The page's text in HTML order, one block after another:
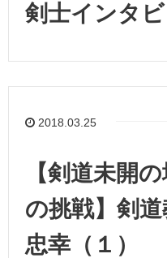
剣士インタ
2018.03.25
【剣道未開
の挑戦】剣
忠幸（１）